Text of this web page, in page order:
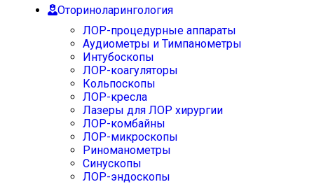
Оториноларингология
ЛОР-процедурные аппараты
Аудиометры и Тимпанометры
Интубоскопы
ЛОР-коагуляторы
Кольпоскопы
ЛОР-кресла
Лазеры для ЛОР хирургии
ЛОР-комбайны
ЛОР-микроскопы
Риноманометры
Синускопы
ЛОР-эндоскопы